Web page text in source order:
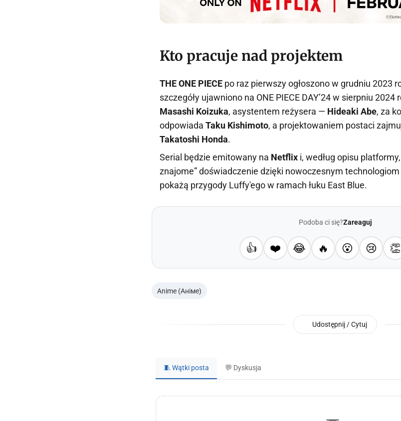
Kto pracuje nad projektem
THE ONE PIECE po raz pierwszy ogłoszono w grudniu 2023
szczegóły ujawniono na ONE PIECE DAY’24 w sierpniu
Masashi Koizuka, asystentem reżysera — Hideaki Abe, za
odpowiada Taku Kishimoto, a projektowaniem postaci
Takatoshi Honda.
Serial będzie emitowany na Netflix i, według opisu
znajome” doświadczenie dzięki nowoczesnym
pokażą przygody Luffy'ego w ramach łuku East Blue.
Podoba ci się?Zareaguj
👍 ❤️ 😂 🔥 😮 😢 👏
Anime (Аніме)
Udostępnij / Cytuj
🧵 Wątki posta 💬 Dyskusja